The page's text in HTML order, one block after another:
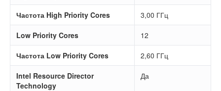
Частота High Priority Cores 3,00 ГГц
Low Priority Cores 12
Частота Low Priority Cores 2,60 ГГц
Intel Resource Director
Technology
Да